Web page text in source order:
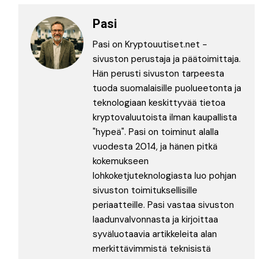
Pasi
Pasi on Kryptouutiset.net -
sivuston perustaja ja päätoimittaja.
Hän perusti sivuston tarpeesta
tuoda suomalaisille puolueetonta ja
teknologiaan keskittyvää tietoa
kryptovaluutoista ilman kaupallista
"hypeä". Pasi on toiminut alalla
vuodesta 2014, ja hänen pitkä
kokemukseen
lohkoketjuteknologiasta luo pohjan
sivuston toimituksellisille
periaatteille. Pasi vastaa sivuston
laadunvalvonnasta ja kirjoittaa
syväluotaavia artikkeleita alan
merkittävimmistä teknisistä